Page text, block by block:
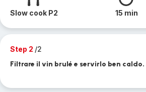
Slow cook P2 15 min
Step 2 /2
Filtrare il vin brulé e servirlo ben caldo.